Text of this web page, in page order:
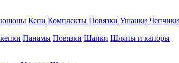
Кепи Комплекты Повязки Ушанки Чепчики
Панамы Повязки Шапки Шляпы и капоры